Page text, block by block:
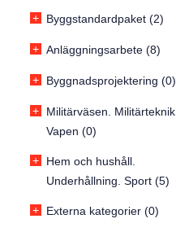
+ Byggstandardpaket (2)
+ Anläggningsarbete (8)
+ Byggnadsprojektering (0)
+ Militärväsen. Militärteknik.
Vapen (0)
+ Hem och hushåll.
Underhållning. Sport (5)
+ Externa kategorier (0)